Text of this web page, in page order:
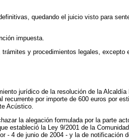
quedando el juicio visto para
impuesta.
y procedimientos legales, excepto
jurídico de la resolución de la
por importe de 600 euros por
Acústico.
la alegación formulada por la parte
estableció la Ley 9/2001 de la
- 4 de junio de 2004 - y la de notificación